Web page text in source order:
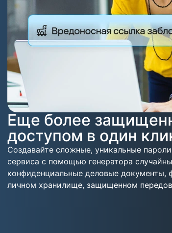
Еще более
доступом в один
Создавайте сложные, уникальные
сервиса с помощью генератора
конфиденциальные деловые
личном хранилище, защищенном